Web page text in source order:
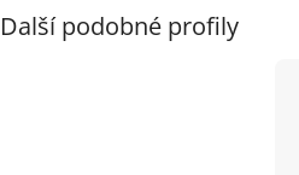
Další podobné profily